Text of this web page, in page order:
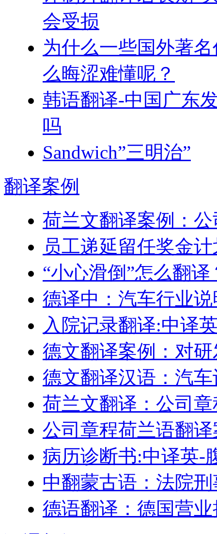
会受损
为什么一些国外著
么晦涩难懂呢？
韩语翻译-中国广东
吗
Sandwich”三明治”
翻译案例
荷兰文翻译案例：
员工递延留任奖金计
“小心滑倒”怎么翻译
德译中：汽车行业
入院记录翻译:中译
德文翻译案例：对
德文翻译汉语：汽
荷兰文翻译：公司
公司章程荷兰语翻
病历诊断书:中译英-
中翻蒙古语：法院
德语翻译：德国营